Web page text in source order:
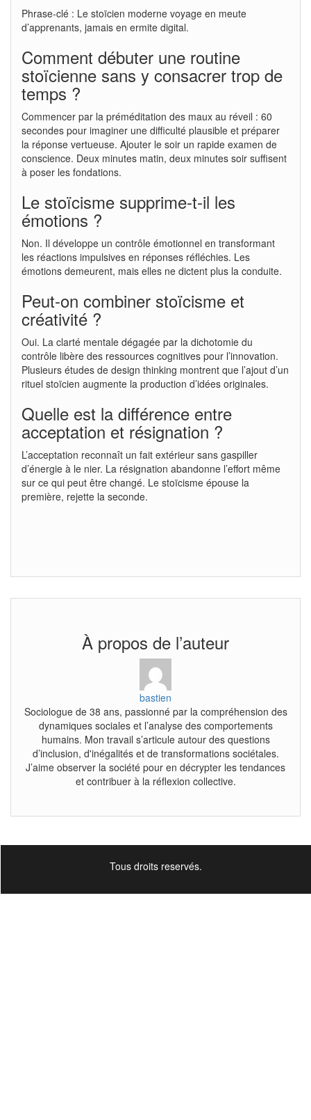
Phrase-clé : Le stoïcien moderne voyage en meute
d’apprenants, jamais en ermite digital.
Comment débuter une routine
stoïcienne sans y consacrer trop de
temps ?
Commencer par la préméditation des maux au réveil : 60
secondes pour imaginer une difficulté plausible et préparer
la réponse vertueuse. Ajouter le soir un rapide examen de
conscience. Deux minutes matin, deux minutes soir suffisent
à poser les fondations.
Le stoïcisme supprime-t-il les
émotions ?
Non. Il développe un contrôle émotionnel en transformant
les réactions impulsives en réponses réfléchies. Les
émotions demeurent, mais elles ne dictent plus la conduite.
Peut-on combiner stoïcisme et
créativité ?
Oui. La clarté mentale dégagée par la dichotomie du
contrôle libère des ressources cognitives pour l’innovation.
Plusieurs études de design thinking montrent que l’ajout d’un
rituel stoïcien augmente la production d’idées originales.
Quelle est la différence entre
acceptation et résignation ?
L’acceptation reconnaît un fait extérieur sans gaspiller
d’énergie à le nier. La résignation abandonne l’effort même
sur ce qui peut être changé. Le stoïcisme épouse la
première, rejette la seconde.
À propos de l’auteur
bastien
Sociologue de 38 ans, passionné par la compréhension des
dynamiques sociales et l’analyse des comportements
humains. Mon travail s’articule autour des questions
d’inclusion, d'inégalités et de transformations sociétales.
J’aime observer la société pour en décrypter les tendances
et contribuer à la réflexion collective.
Tous droits reservés.